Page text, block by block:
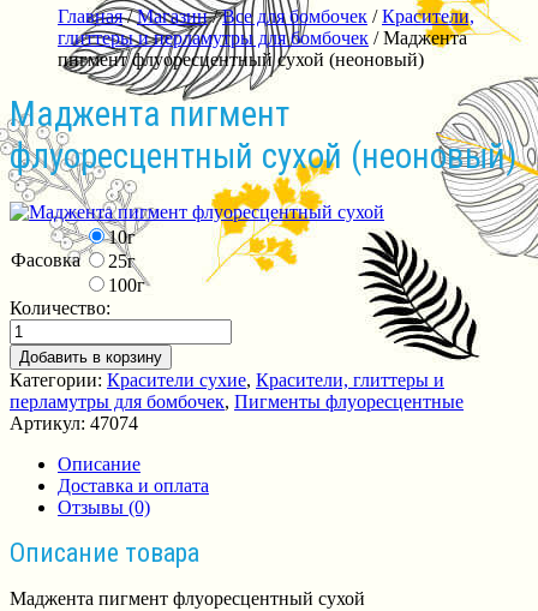
Главная/Магазин/Все для бомбочек /Красители,
глиттеры и перламутры для бомбочек / Маджента
пигмент флуоресцентный сухой (неоновый)
Маджента пигмент
флуоресцентный сухой (неоновый)
Фасовка
10г
25г
100г
Количество:
Добавить в корзину
Категории: Красители сухие, Красители, глиттеры и
перламутры для бомбочек, Пигменты флуоресцентные
Артикул: 47074
Описание
Доставка и оплата
Отзывы (0)
Описание товара
Маджента пигмент флуоресцентный сухой